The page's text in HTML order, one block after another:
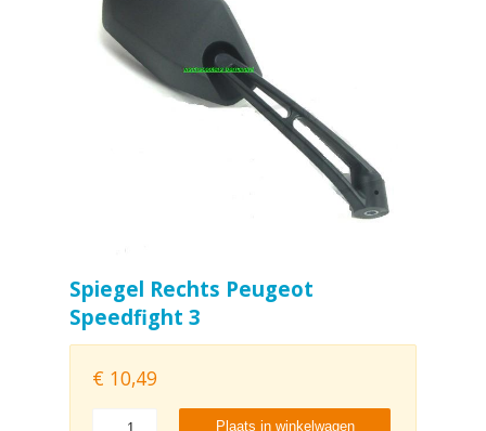
Spiegel Rechts Peugeot
Speedfight 3
€ 10,49
Plaats in winkelwagen